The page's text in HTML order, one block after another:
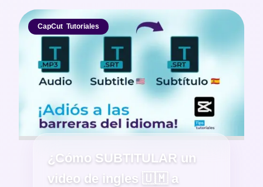
CapCut, Tutoriales
¿Cómo SUBTITULAR un
video de ingles 🇺🇲 a